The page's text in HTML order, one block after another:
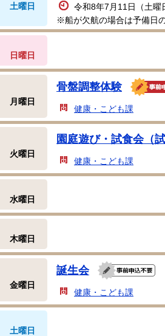
土曜日
令和8年7月11日（土曜
※船が欠航の場合は予備日
日曜日
月曜日
骨盤調整体験
健康・こども課
火曜日
園庭遊び・試食会（
健康・こども課
水曜日
木曜日
金曜日
誕生会
健康・こども課
土曜日